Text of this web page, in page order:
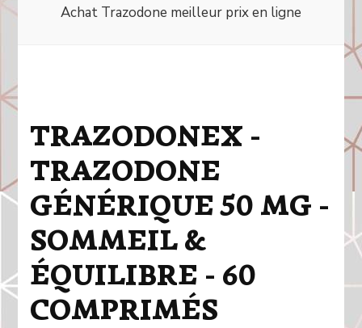
Achat Trazodone meilleur prix en ligne
TRAZODONEX -
TRAZODONE
GÉNÉRIQUE 50 MG -
SOMMEIL &
ÉQUILIBRE - 60
COMPRIMÉS